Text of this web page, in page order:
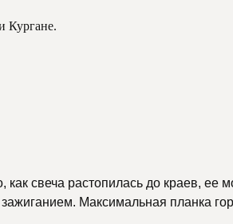
Кургане.
свеча растопилась до краев, ее
Максимальная планка